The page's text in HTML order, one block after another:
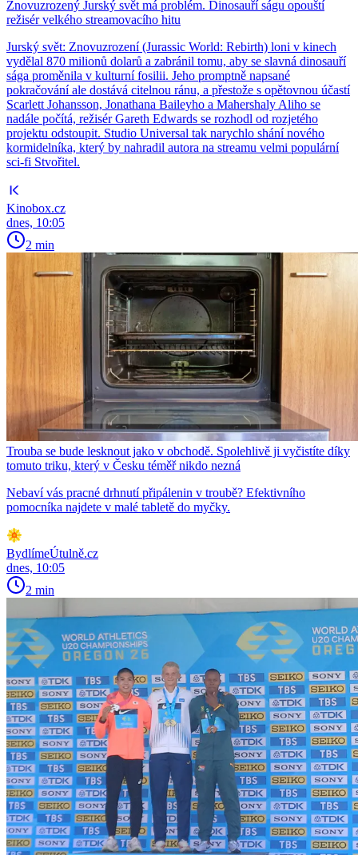
Znovuzrozený Jurský svět má problém. Dinosauří ságu opouští
režisér velkého streamovacího hitu
Jurský svět: Znovuzrození (Jurassic World: Rebirth) loni v kinech
vydělal 870 milionů dolarů a zabránil tomu, aby se slavná dinosauří
sága proměnila v kulturní fosilii. Jeho promptně napsané
pokračování ale dostává citelnou ránu, a přestože s opětovnou účastí
Scarlett Johansson, Jonathana Baileyho a Mahershaly Aliho se
nadále počítá, režisér Gareth Edwards se rozhodl od rozjetého
projektu odstoupit. Studio Universal tak narychlo shání nového
kormidelníka, který by nahradil autora na streamu velmi populární
sci-fi Stvořitel.
Kinobox.cz
dnes, 10:05
2 min
Trouba se bude lesknout jako v obchodě. Spolehlivě ji vyčistíte díky
tomuto triku, který v Česku téměř nikdo nezná
Nebaví vás pracné drhnutí připálenin v troubě? Efektivního
pomocníka najdete v malé tabletě do myčky.
BydlímeÚtulně.cz
dnes, 10:05
2 min